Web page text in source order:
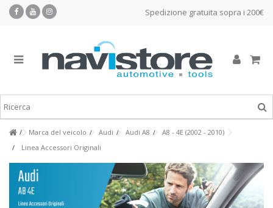
Spedizione gratuita sopra i 200€
Marca del veicolo Audi Audi A8
A8 - 4E (2002 - 2010)
Linea Accessori Originali